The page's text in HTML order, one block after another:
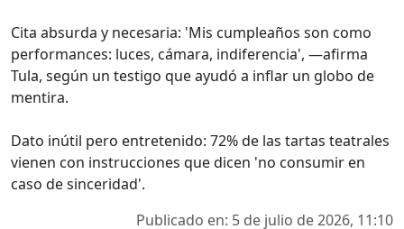
Cita absurda y necesaria: 'Mis cumpleaños son como
performances: luces, cámara, indiferencia', —afirma
Tula, según un testigo que ayudó a inflar un globo de
mentira.
Dato inútil pero entretenido: 72% de las tartas teatrales
vienen con instrucciones que dicen 'no consumir en
caso de sinceridad'.
Publicado en: 5 de julio de 2026, 11:10